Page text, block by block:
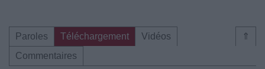
⇑
Paroles Téléchargement
Vidéos
Commentaires